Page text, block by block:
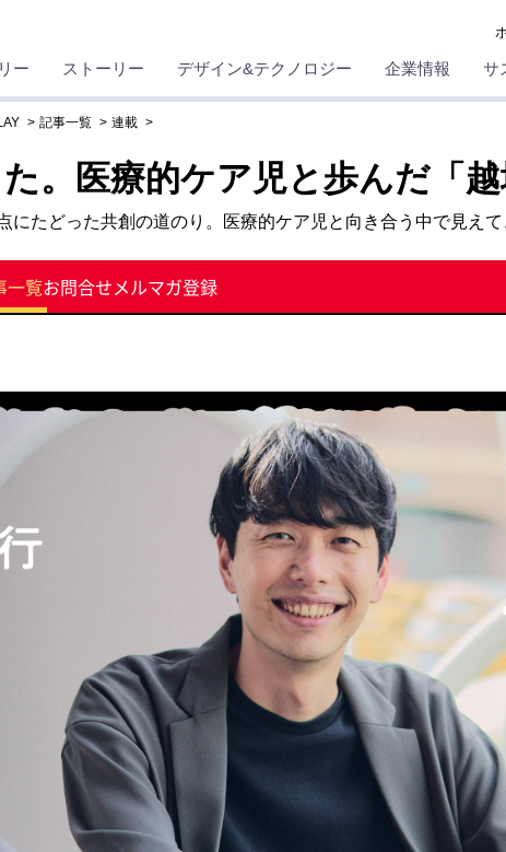
ー ストーリー デザイン&テクノロジー 企業情報 サ
記事一覧 連載
。医療的ケア児と歩んだ「
にたどった共創の道のり。医療的ケア児と向き合う中で見えて
一覧お問合せメルマガ登録